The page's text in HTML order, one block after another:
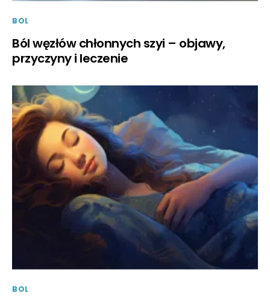
BOL
Ból węzłów chłonnych szyi – objawy,
przyczyny i leczenie
BOL